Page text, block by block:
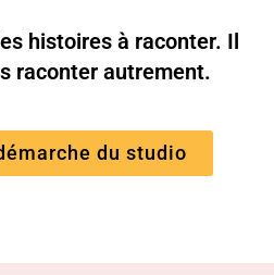
histoires à raconter. Il
raconter autrement.
du studio